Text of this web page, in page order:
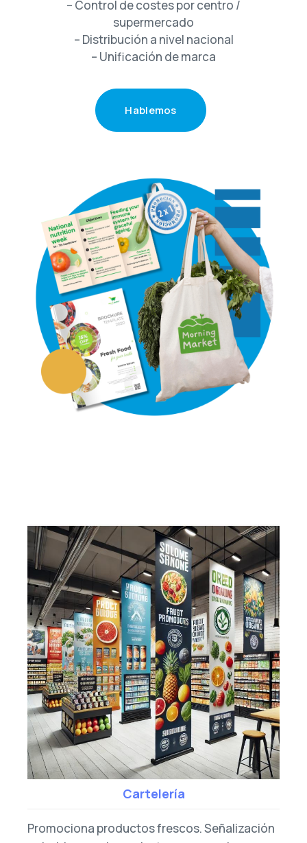
– Control de costes por centro /
supermercado
– Distribución a nivel nacional
– Unificación de marca
Hablemos
Cartelería
Promociona productos frescos. Señalización